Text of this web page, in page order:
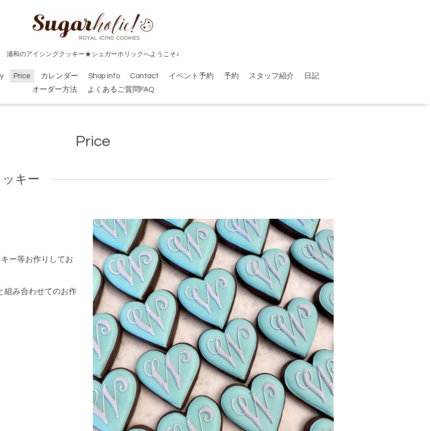
浦和のアイシングクッキー★シュガーホリックへようこそ♪
Price カレンダー Shop info Contact イベント予約 予約 スタッフ紹介
日記
オーダー方法
よくあるご質問FAQ
Price
キー
ー等お作りしてお
組み合わせてのお作